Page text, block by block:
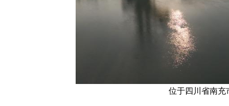
位于四川省南充